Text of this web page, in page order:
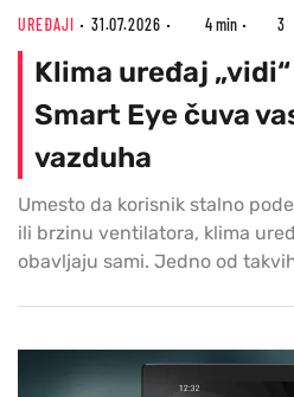
UREĐAJI 31.07.2026 4 min 3
Klima uređaj
Smart Eye čuva
vazduha
Umesto da korisnik stalno
ili brzinu ventilatora, klima
obavljaju sami. Jedno od